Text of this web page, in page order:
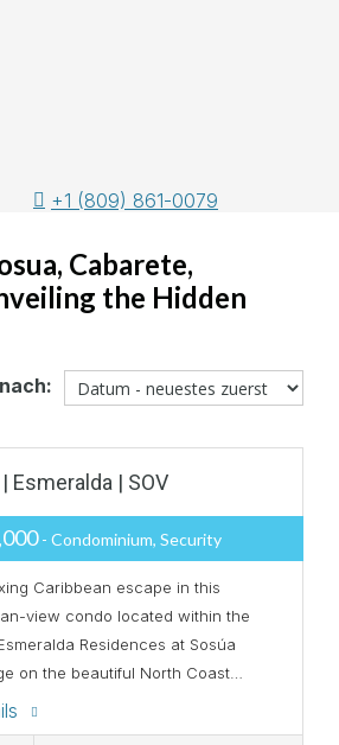
+1 (809) 861-0079
Cabarete,
the Hidden
Esmeralda | SOV
- Condominium, Security
Caribbean escape in this
view condo located within the
Residences at Sosúa
on the beautiful North Coast…